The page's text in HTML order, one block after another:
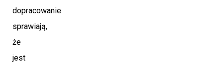
dopracowanie
sprawiają,
że
jest